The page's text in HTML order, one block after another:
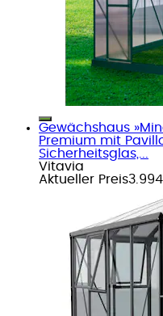
Gewächshaus
Premium mit
Sicherheitsglas,...
Vitavia
Aktueller Preis